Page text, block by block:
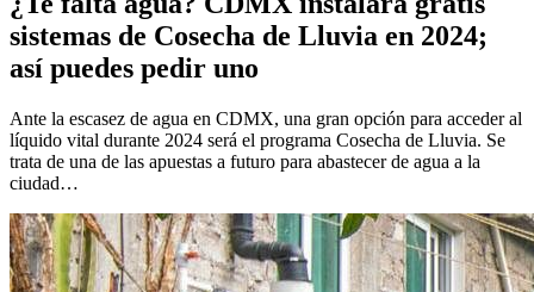
sistemas de Cosecha de Lluvia en 2024;
así puedes pedir uno
Ante la escasez de agua en CDMX, una gran opción para acceder al
líquido vital durante 2024 será el programa Cosecha de Lluvia. Se
trata de una de las apuestas a futuro para abastecer de agua a la
ciudad…